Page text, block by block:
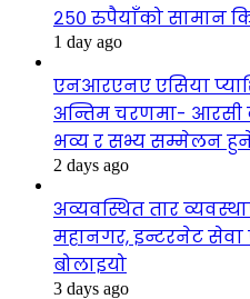
२५० रुपैयाँको सामान
1 day ago
एनआरएनए एसिया
अन्तिम चरणमा- आरसी
भव्य र सभ्य सम्मेलन
2 days ago
अव्यवस्थित तार
महानगर, इन्टरनेट
बोलाइयो
3 days ago